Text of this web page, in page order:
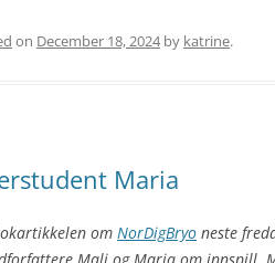
on December 18, 2024by katrine.
Maria
om NorDigBryo neste